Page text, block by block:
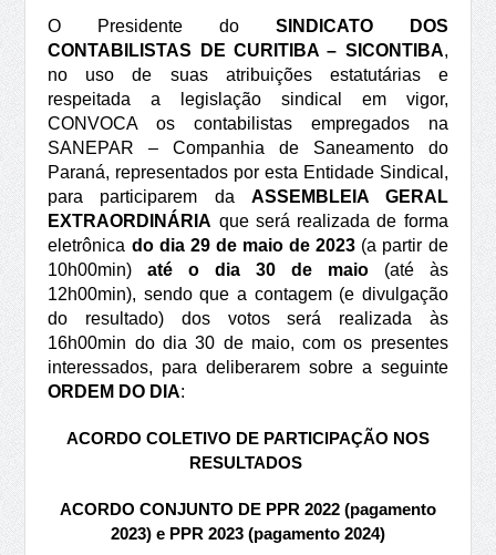
O Presidente do SINDICATO DOS
CONTABILISTAS DE CURITIBA – SICONTIBA,
no uso de suas atribuições estatutárias e
respeitada a legislação sindical em vigor,
CONVOCA os contabilistas empregados na
SANEPAR – Companhia de Saneamento do
Paraná, representados por esta Entidade Sindical,
para participarem da ASSEMBLEIA GERAL
EXTRAORDINÁRIA que será realizada de forma
eletrônica do dia 29 de maio de 2023 (a partir de
10h00min)até o dia 30 de maio(até às
12h00min), sendo que a contagem (e divulgação
do resultado) dos votos será realizada às
16h00min do dia 30 de maio, com os presentes
interessados, para deliberarem sobre a seguinte
ORDEM DO DIA:
ACORDO COLETIVO DE PARTICIPAÇÃO NOS
RESULTADOS
ACORDO CONJUNTO DE PPR 2022 (pagamento
2023) e PPR 2023 (pagamento 2024)